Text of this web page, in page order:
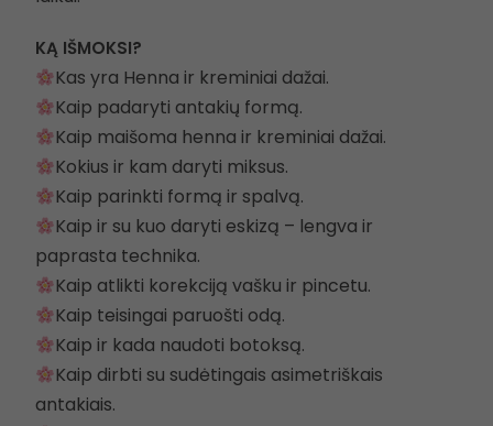
KĄ IŠMOKSI?
Kas yra Henna ir kreminiai dažai.
Kaip padaryti antakių formą.
Kaip maišoma henna ir kreminiai dažai.
Kokius ir kam daryti miksus.
Kaip parinkti formą ir spalvą.
Kaip ir su kuo daryti eskizą – lengva ir
paprasta technika.
Kaip atlikti korekciją vašku ir pincetu.
Kaip teisingai paruošti odą.
Kaip ir kada naudoti botoksą.
Kaip dirbti su sudėtingais asimetriškais
antakiais.